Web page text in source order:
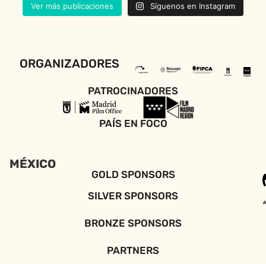
Ver más publicaciones Síguenos en Instagram
ORGANIZADORES
PATROCINADORES
PAÍS EN FOCO
MÉXICO
GOLD SPONSORS
SILVER SPONSORS
BRONZE SPONSORS
PARTNERS